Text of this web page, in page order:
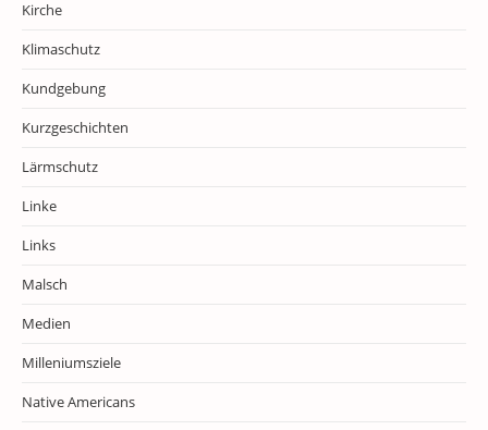
Kirche
Klimaschutz
Kundgebung
Kurzgeschichten
Lärmschutz
Linke
Links
Malsch
Medien
Milleniumsziele
Native Americans